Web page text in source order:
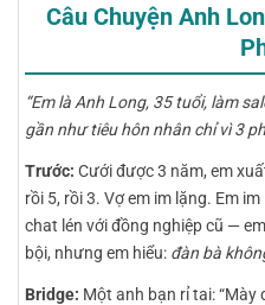
Câu Chuyện Anh
“Em là Anh Long, 35 tuổi, làm
gần như tiêu hôn nhân chỉ vì 3
Trước: Cưới được 3 năm, em
rồi 5, rồi 3. Vợ em im lặng. Em
chat lén với đồng nghiệp cũ — em
bội, nhưng em hiểu: đàn bà
Bridge: Một anh bạn rỉ tai: